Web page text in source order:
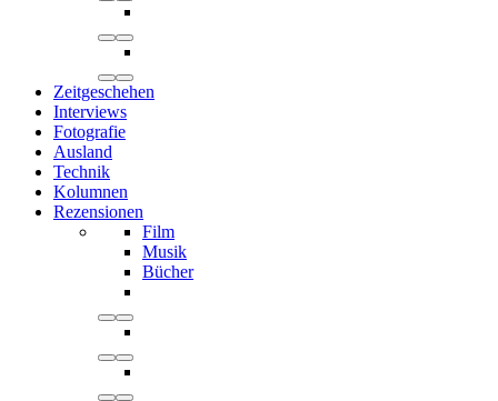
Zeitgeschehen
Interviews
Fotografie
Ausland
Technik
Kolumnen
Rezensionen
Film
Musik
Bücher